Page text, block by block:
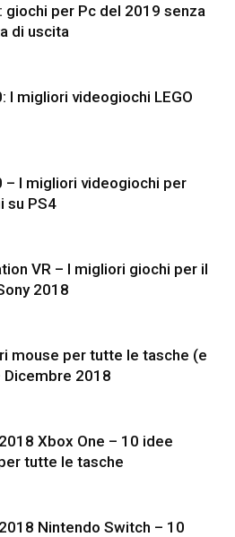
giochi per Pc del 2019 senza
di uscita
I migliori videogiochi LEGO
– I migliori videogiochi per
su PS4
VR – I migliori giochi per il
2018
mouse per tutte le tasche (e
Dicembre 2018
Xbox One – 10 idee
tutte le tasche
Nintendo Switch – 10